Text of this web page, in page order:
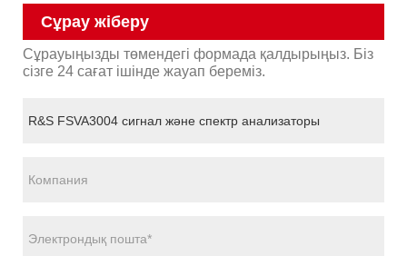
Сұрау жіберу
Сұрауыңызды төмендегі формада қалдырыңыз. Біз
сізге 24 сағат ішінде жауап береміз.